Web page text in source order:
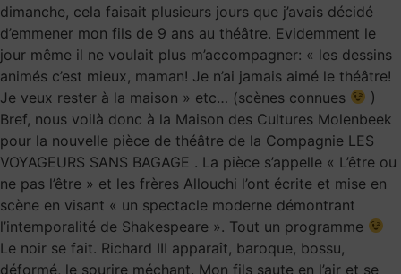
dimanche, cela faisait plusieurs jours que j’avais décidé
d’emmener mon fils de 9 ans au théâtre. Evidemment le
jour même il ne voulait plus m’accompagner: « les dessins
animés c’est mieux, maman! Je n’ai jamais aimé le théâtre!
Je veux rester à la maison » etc… (scènes connues
)
Bref, nous voilà donc à la Maison des Cultures Molenbeek
pour la nouvelle pièce de théâtre de la Compagnie LES
VOYAGEURS SANS BAGAGE . La pièce s’appelle « L’être ou
ne pas l’être » et les frères Allouchi l’ont écrite et mise en
scène en visant « un spectacle moderne démontrant
l’intemporalité de Shakespeare ». Tout un programme
Le noir se fait. Richard III apparaît, baroque, bossu,
déformé, le sourire méchant. Mon fils saute en l’air et se